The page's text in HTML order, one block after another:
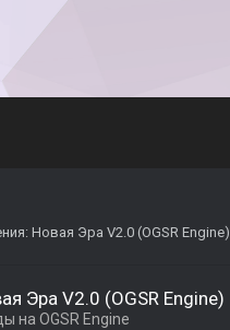
Новая Эра V2.0 (OGSR Engine)
Эра V2.0 (OGSR Engine)
на OGSR Engine